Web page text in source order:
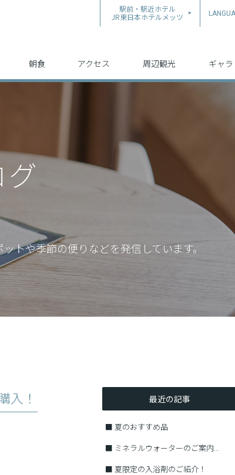
駅前・駅近ホテル
JR東日本ホテルメッツ
朝食 アクセス 周辺観光 ギャラ
トや季節の便りなどを発信しています。
入！ 最近の記事
■ 夏のおすすめ品
■ ミネラルウォーターのご案内...
■ 夏限定の入浴剤のご紹介！